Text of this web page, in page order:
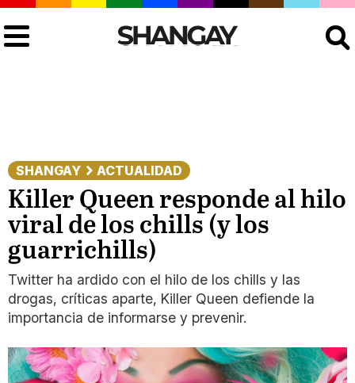
SHANGAY ACTUALIDAD
Killer Queen responde al hilo
viral de los chills (y los
guarrichills)
Twitter ha ardido con el hilo de los chills y las
drogas, críticas aparte, Killer Queen defiende la
importancia de informarse y prevenir.